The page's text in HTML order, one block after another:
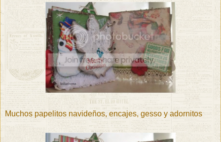
Muchos papelitos navideños, encajes, gesso y adornitos